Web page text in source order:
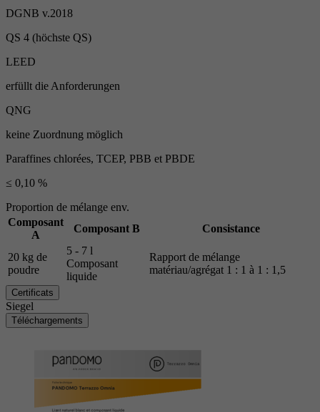
DGNB v.2018
QS 4 (höchste QS)
LEED
erfüllt die Anforderungen
QNG
keine Zuordnung möglich
Paraffines chlorées, TCEP, PBB et PBDE
≤ 0,10 %
Proportion de mélange env.
Composant
A
Composant B Consistance
20 kg de
poudre
5 - 7 l
Composant
liquide
Rapport de mélange
matériau/agrégat 1 : 1 à 1 : 1,5
Certificats
Siegel
Téléchargements